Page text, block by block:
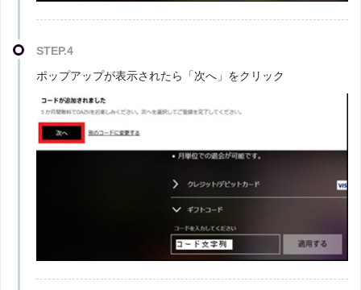
STEP.4
ポップアップが表示されたら「次へ」をクリック